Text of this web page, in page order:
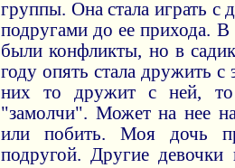
группы. Она стала играть с
подругами до ее прихода. В
были конфликты, но в
году опять стала дружить
них то дружит с ней, то
"замолчи". Может на нее
или побить. Моя дочь
подругой. Другие